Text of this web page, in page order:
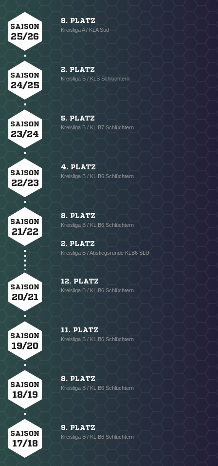
SAISON
25/26
8. PLATZ
Kreisliga A / KLA Süd
SAISON
24/25
2. PLATZ
Kreisliga B / KLB Schlüchtern
SAISON
23/24
5. PLATZ
Kreisliga B / KL B7 Schlüchtern
SAISON
22/23
4. PLATZ
Kreisliga B / KL B6 Schlüchtern
SAISON
21/22
8. PLATZ
Kreisliga B / KL B6 Schlüchtern
2. PLATZ
Kreisliga B / Abstiegsrunde KLB6 SLÜ
SAISON
20/21
12. PLATZ
Kreisliga B / KL B6 Schlüchtern
SAISON
19/20
11. PLATZ
Kreisliga B / KL B6 Schlüchtern
SAISON
18/19
8. PLATZ
Kreisliga B / KL B6 Schlüchtern
SAISON
17/18
9. PLATZ
Kreisliga B / KL B6 Schlüchtern